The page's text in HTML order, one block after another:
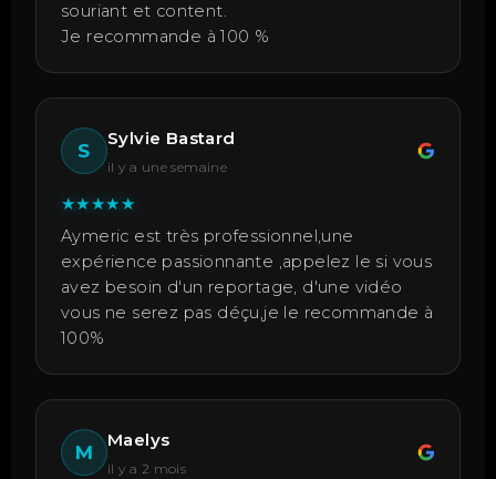
souriant et content.
Je recommande à 100 %
S
Sylvie Bastard
il y a une semaine
★★★★★
Aymeric est très professionnel,une
expérience passionnante ,appelez le si vous
avez besoin d'un reportage, d'une vidéo
vous ne serez pas déçu,je le recommande à
100%
M
Maelys
il y a 2 mois